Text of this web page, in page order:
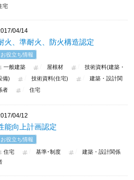
宅
04/14
火、準耐火、防火構造認定
お役立ち情報
一般建築 屋根材
技術資料(建築・
備)
技術資料(住宅)
建築・設計関
者
住宅
04/12
能向上計画認定
お役立ち情報
住宅 基準･制度
建築・設計関係